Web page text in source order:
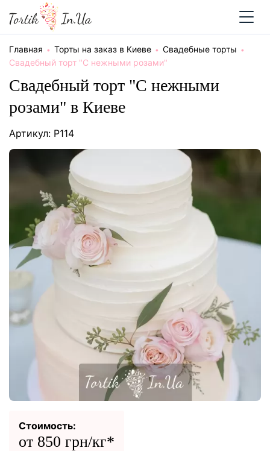
Главная Торты на заказ в Киеве
Свадебные торты
Свадебный торт "C нежными розами"
Свадебный торт "C нежными
розами" в Киеве
Артикул: P114
Стоимость:
от 850 грн/кг*